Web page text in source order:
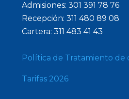
Admisiones: 301 391 78 76
Recepción: 311 480 89 08
Cartera: 311 483 41 43
Política de Tratamiento de
Tarifas 2026